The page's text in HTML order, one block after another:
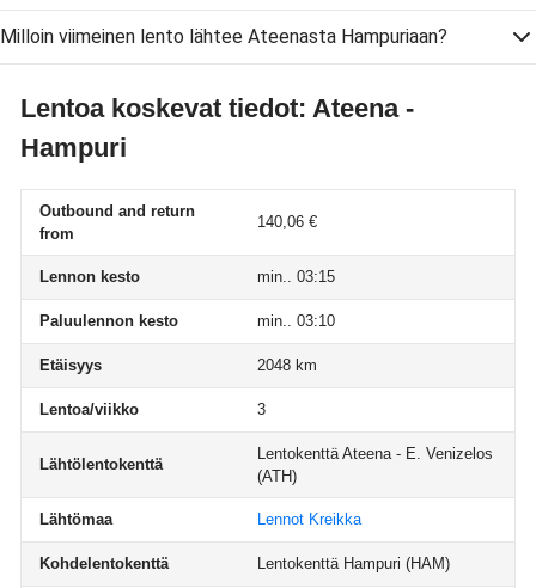
Milloin viimeinen lento lähtee Ateenasta Hampuriaan?
Lentoa koskevat tiedot: Ateena -
Hampuri
Outbound and return
from
140,06 €
Lennon kesto min.. 03:15
Paluulennon kesto min.. 03:10
Etäisyys 2048 km
Lentoa/viikko 3
Lähtölentokenttä
Lentokenttä Ateena - E. Venizelos
(ATH)
Lähtömaa Lennot Kreikka
Kohdelentokenttä Lentokenttä Hampuri (HAM)